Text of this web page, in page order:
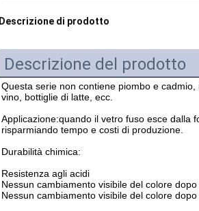
Descrizione di prodotto
Descrizione del prodotto
Questa serie non contiene piombo e
vino, bottiglie di latte, ecc.
Applicazione:quando il vetro fuso esce dalla
risparmiando tempo e costi di produzione.
Durabilità chimica:
Resistenza agli acidi
Nessun cambiamento visibile del colore
Nessun cambiamento visibile del colore